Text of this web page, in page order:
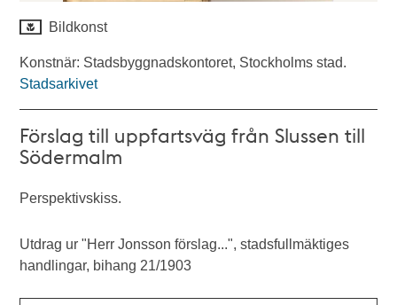
Bildkonst
Konstnär: Stadsbyggnadskontoret, Stockholms stad.
Stadsarkivet
Förslag till uppfartsväg från Slussen till
Södermalm
Perspektivskiss.
Utdrag ur "Herr Jonsson förslag...", stadsfullmäktiges
handlingar, bihang 21/1903